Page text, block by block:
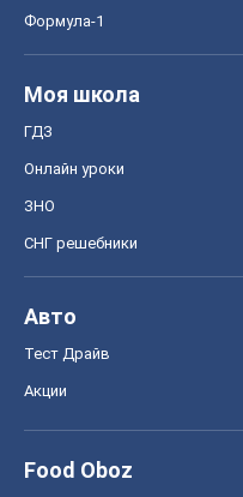
Формула-1
Моя школа
ГДЗ
Онлайн уроки
ЗНО
СНГ решебники
Авто
Тест Драйв
Акции
Food Oboz